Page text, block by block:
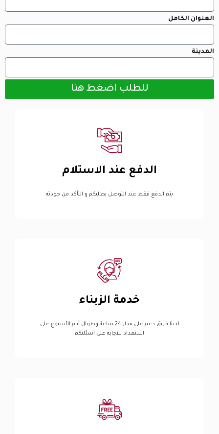
العنوان الكامل
المدينة
للطلب اضغط هنا
الدفع عند الاستلام
يتم الدفع فقط عند التوصل بطلبكم و التأكد من جودته
خدمة الزبناء
لدينا فريق دعم على مدار 24 ساعة وطوال أيام الأسبوع على
استعداد للاجابة على اسئلتكم